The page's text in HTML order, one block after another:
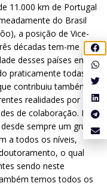
11.000 km de Portugal
do Brasil
a posição de Vice-
décadas tem-me
desses países em
praticamente todas as
contribuiu também
realidades por
de colaboração. Por
sempre um grupo
a todos os níveis,
o qual
sendo neste
temos todos os